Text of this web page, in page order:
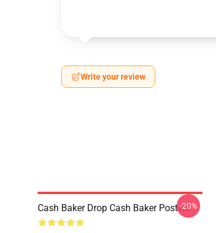
Write your review
Cash Baker Drop Cash Baker Posters
-20%